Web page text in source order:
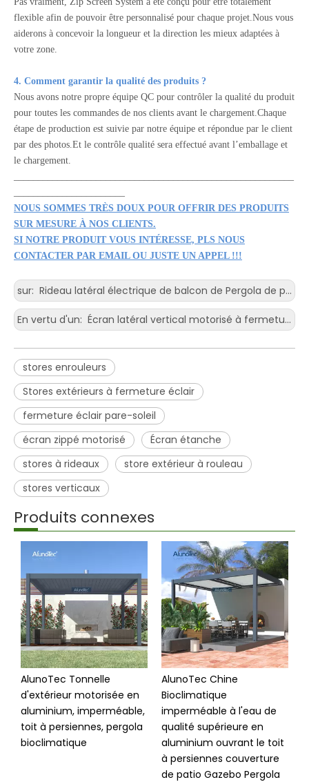
flexible afin de pouvoir être personnalisé pour chaque projet.Nous vous
aiderons à concevoir la longueur et la direction les mieux adaptées à
votre zone.
4. Comment garantir la qualité des produits ?
Nous avons notre propre équipe QC pour contrôler la qualité du produit
pour toutes les commandes de nos clients avant le chargement.Chaque
étape de production est suivie par notre équipe et répondue par le client
par des photos.Et le contrôle qualité sera effectué avant l’emballage et
le chargement.
NOUS SOMMES TRÈS DOUX POUR OFFRIR DES PRODUITS
SUR MESURE À NOS CLIENTS.
SI NOTRE PRODUIT VOUS INTÉRESSE, PLS NOUS
CONTACTER PAR EMAIL OU JUSTE UN APPEL !!!
sur: Rideau latéral électrique de balcon de Pergola de parasol de toit extérieur avec le moteur
En vertu d'un: Écran latéral vertical motorisé à fermeture éclair étanche pour pergola
stores enrouleurs
Stores extérieurs à fermeture éclair
fermeture éclair pare-soleil
écran zippé motorisé
Écran étanche
stores à rideaux
store extérieur à rouleau
stores verticaux
Produits connexes
AlunoTec Tonnelle
d'extérieur motorisée en
aluminium, imperméable,
toit à persiennes, pergola
bioclimatique
AlunoTec Chine
Bioclimatique
imperméable à l'eau de
qualité supérieure en
aluminium ouvrant le toit
à persiennes couverture
de patio Gazebo Pergola